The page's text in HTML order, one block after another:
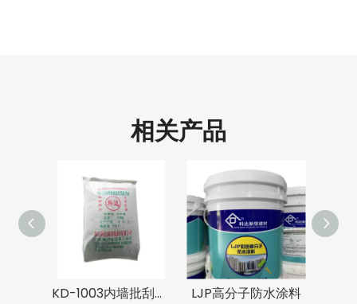
相关产品
KD-1003内墙批刮专用腻子粉 LJP高分子防水涂料